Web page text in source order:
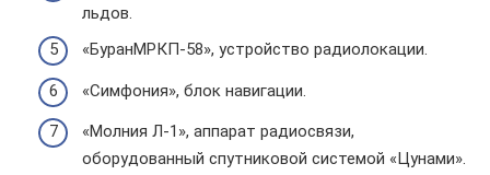
льдов.
«БуранМРКП-58», устройство радиолокации.
«Симфония», блок навигации.
«Молния Л-1», аппарат радиосвязи,
оборудованный спутниковой системой «Цунами».